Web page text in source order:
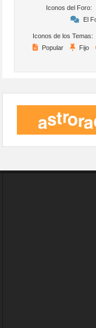
Iconos del Foro:
El
Iconos de los Temas:
Popular
Fijo